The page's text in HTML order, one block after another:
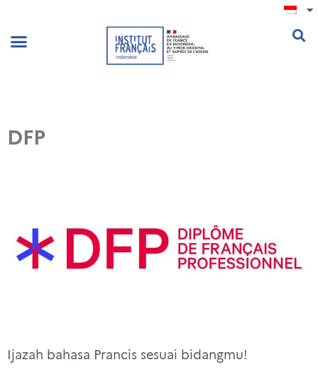
DFP
Ijazah bahasa Prancis sesuai bidangmu!